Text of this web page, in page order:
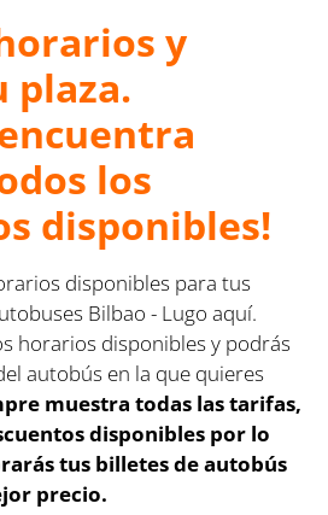
y
plaza.
los
disponibles!
disponibles para tus
Bilbao - Lugo aquí.
horarios disponibles y podrás
autobús en la que quieres
muestra todas las tarifas,
disponibles por lo
tus billetes de autobús
precio.